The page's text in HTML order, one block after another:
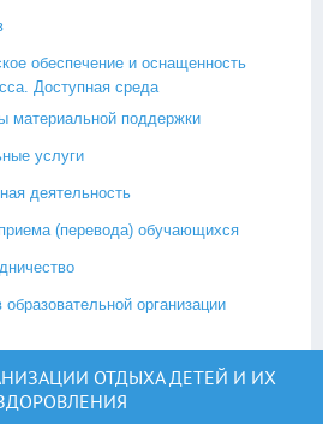
обеспечение и оснащенность
Доступная среда
материальной поддержки
услуги
деятельность
(перевода) обучающихся
организации
ОТДЫХА ДЕТЕЙ И ИХ